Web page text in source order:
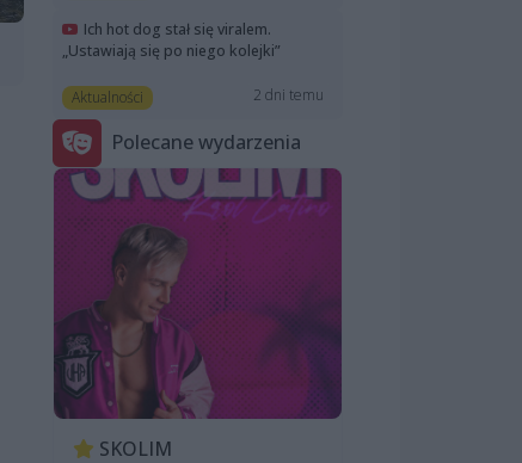
Ich hot dog stał się viralem.
„Ustawiają się po niego kolejki”
Aktualności 2 dni temu
Polecane wydarzenia
SKOLIM